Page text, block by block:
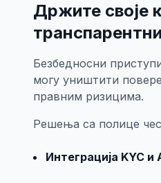
Држите своје
Безбедносни
могу уништити
правним ризицима.
Решења са полице
Интеграција KYC и